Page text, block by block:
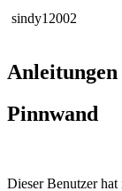
sindy12002
Anleitungen
Pinnwand
Dieser Benutzer